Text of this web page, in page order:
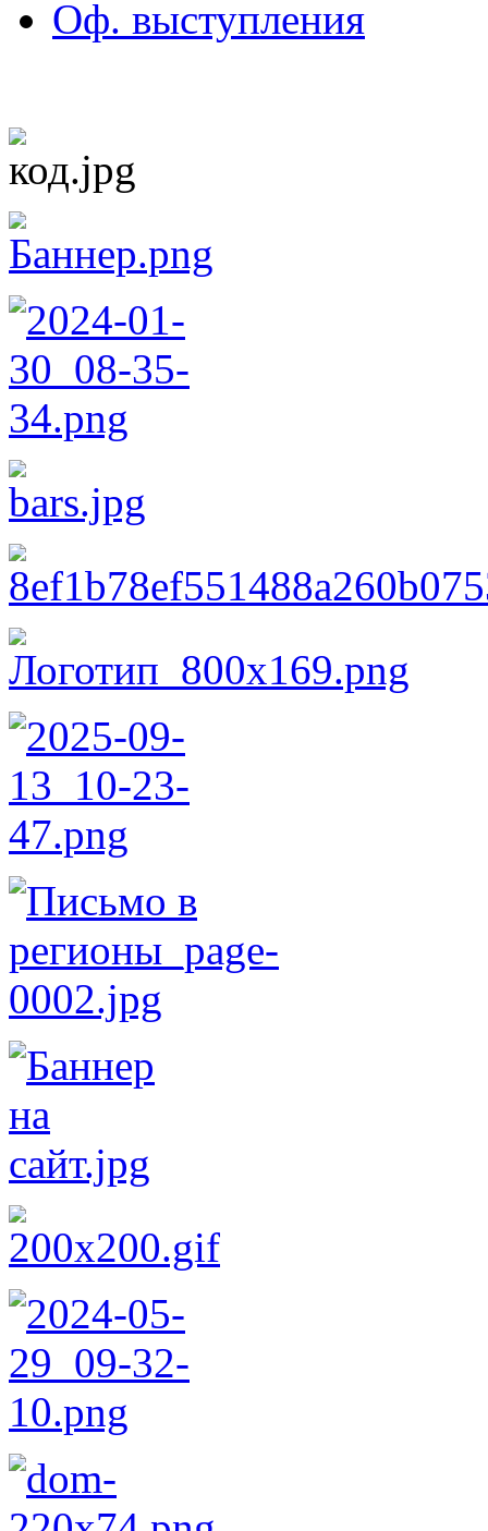
Оф. выступления